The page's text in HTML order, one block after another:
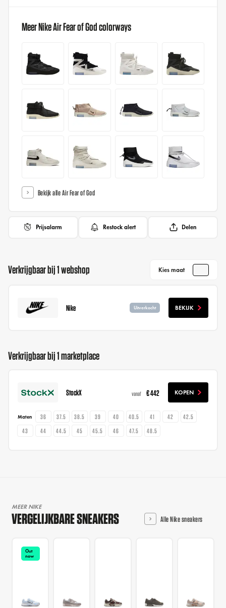
Meer Nike Air Fear of God colorways
Bekijk alle Air Fear of God
Prijsalarm Restock alert Delen
Verkrijgbaar bij 1 webshop Kies maat
Nike Uitverkocht BEKIJK
Verkrijgbaar bij 1 marketplace
StockX vanaf € 442 KOPEN
Maten 36 37.5 38.5 39 40 40.5 41 42
42.5
43
44 44.5 45 45.5 46 47.5 48.5
MEER NIKE
VERGELIJKBARE SNEAKERS Alle Nike sneakers
Out
now